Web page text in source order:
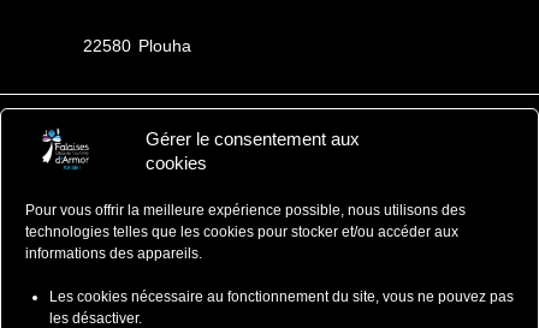
Gérer le consentement aux
cookies
Pour vous offrir la meilleure expérience possible, nous utilisons des
technologies telles que les cookies pour stocker et/ou accéder aux
informations des appareils.
Les cookies nécessaire au fonctionnement du site, vous ne pouvez pas
les désactiver.
22580 Plouha
Falaises d'Armor
ZA du Ponlo, 22290 LANVOLLON
Côtes d'Armor - Bretagne
: 02 96 70 12 47
contact@falaisesdarmor.bzh